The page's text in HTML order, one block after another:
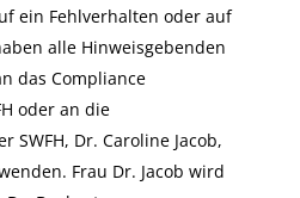
ein Fehlverhalten oder auf
alle Hinweisgebenden
das Compliance
oder an die
SWFH, Dr. Caroline Jacob,
Frau Dr. Jacob wird